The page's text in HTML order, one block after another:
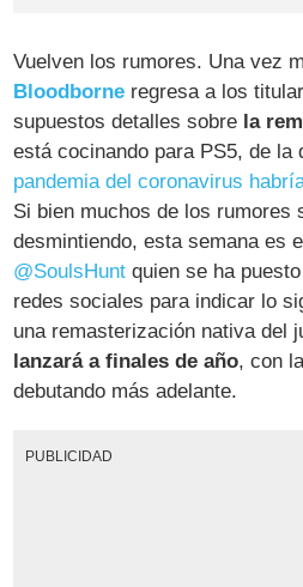
Vuelven los rumores. Una vez
Bloodborne regresa a los
supuestos detalles sobre la
está cocinando para PS5, de la
pandemia del coronavirus
Si bien muchos de los rumores
desmintiendo, esta semana es
@SoulsHunt quien se ha
redes sociales para indicar lo
una remasterización nativa del
lanzará a finales de año, con
debutando más adelante.
PUBLICIDAD